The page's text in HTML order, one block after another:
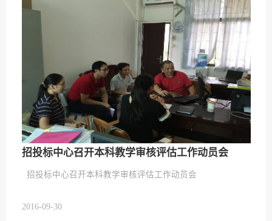
招投标中心召开本科教学审核评估工作动员会
招投标中心召开本科教学审核评估工作动员会
2016-09-30